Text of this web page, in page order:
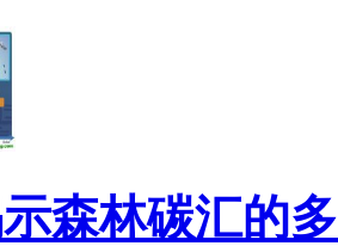
森林碳汇的